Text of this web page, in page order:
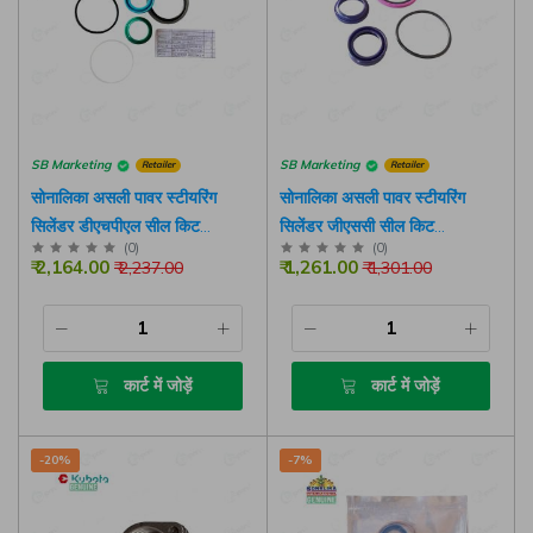
हमारे पास आपके लिए कुछ नीतियां हैं, कृपया ध्यान देवे
SB Marketing Retailer
सोनालिका असली पावर स्टीयरिंग
सिलेंडर डीएचपीएल सील किट
(10029003बीबी)
(0)
₹ 2,237.00
₹ 2,164.00
कार्ट में जोड़ें
SB Marketing Retailer
सोनालिका असली पावर स्टीयरिंग
सिलेंडर जीएससी सील किट
(300040375बी हाइड्रोलिक
सिलेंडर-किफायती)
(0)
₹ 1,301.00
₹ 1,261.00
कार्ट में जोड़ें
-20% -7%